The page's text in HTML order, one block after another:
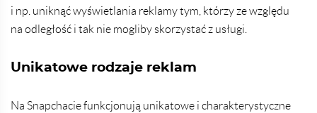
i np. uniknąć wyświetlania reklamy tym, którzy ze względu
na odległość i tak nie mogliby skorzystać z usługi.
Unikatowe rodzaje reklam
Na Snapchacie funkcjonują unikatowe i charakterystyczne